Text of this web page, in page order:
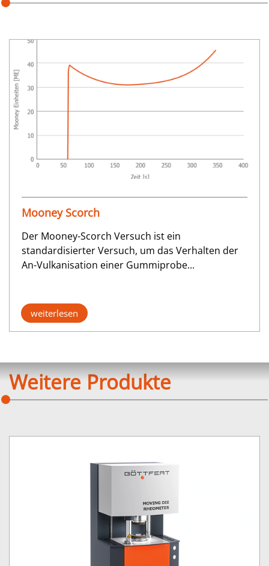
Mooney Scorch
Der Mooney-Scorch Versuch ist ein
standardisierter Versuch, um das Verhalten der
An-Vulkanisation einer Gummiprobe...
weiterlesen
Weitere Produkte